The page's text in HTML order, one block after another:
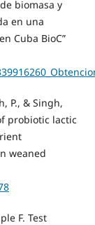
biomasa y
en una
Cuba BioC”
P., & Singh,
probiotic lactic
weaned
F. Test